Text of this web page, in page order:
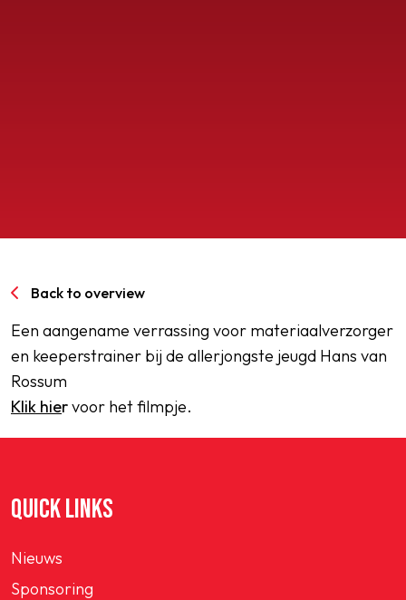
Back to overview
Een aangename verrassing voor materiaalverzorger
en keeperstrainer bij de allerjongste jeugd Hans van
Rossum
Klik hiervoor het filmpje.
QUICK LINKS
Nieuws
Sponsoring